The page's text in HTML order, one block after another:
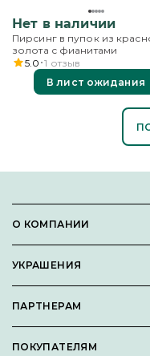
Нет в наличии
Пирсинг в пупок из
золота с фианитами
5.0 1 отзыв
В лист ожидания
О КОМПАНИИ
Вакансии
УКРАШЕНИЯ
Кольца
ПАРТНЕРАМ
ПОКУПАТЕЛЯМ